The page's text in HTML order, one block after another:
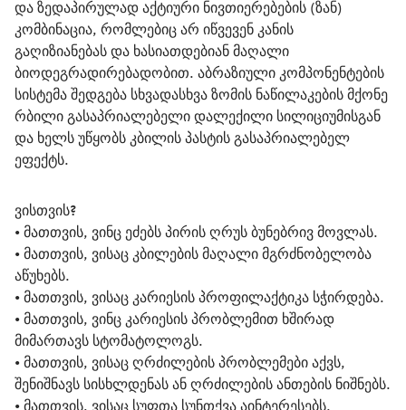
და ზედაპირულად აქტიური ნივთიერებების (ზან)
კომბინაცია, რომლებიც არ იწვევენ კანის
გაღიზიანებას და ხასიათდებიან მაღალი
ბიოდეგრადირებადობით. აბრაზიული კომპონენტების
სისტემა შედგება სხვადასხვა ზომის ნაწილაკების მქონე
რბილი გასაპრიალებელი დალექილი სილიციუმისგან
და ხელს უწყობს კბილის პასტის გასაპრიალებელ
ეფექტს.
ვისთვის?
• მათთვის, ვინც ეძებს პირის ღრუს ბუნებრივ მოვლას.
• მათთვის, ვისაც კბილების მაღალი მგრძნობელობა
აწუხებს.
• მათთვის, ვისაც კარიესის პროფილაქტიკა სჭირდება.
• მათთვის, ვინც კარიესის პრობლემით ხშირად
მიმართავს სტომატოლოგს.
• მათთვის, ვისაც ღრძილების პრობლემები აქვს,
შენიშნავს სისხლდენას ან ღრძილების ანთების ნიშნებს.
• მათთვის, ვისაც სუფთა სუნთქვა აინტერესებს.